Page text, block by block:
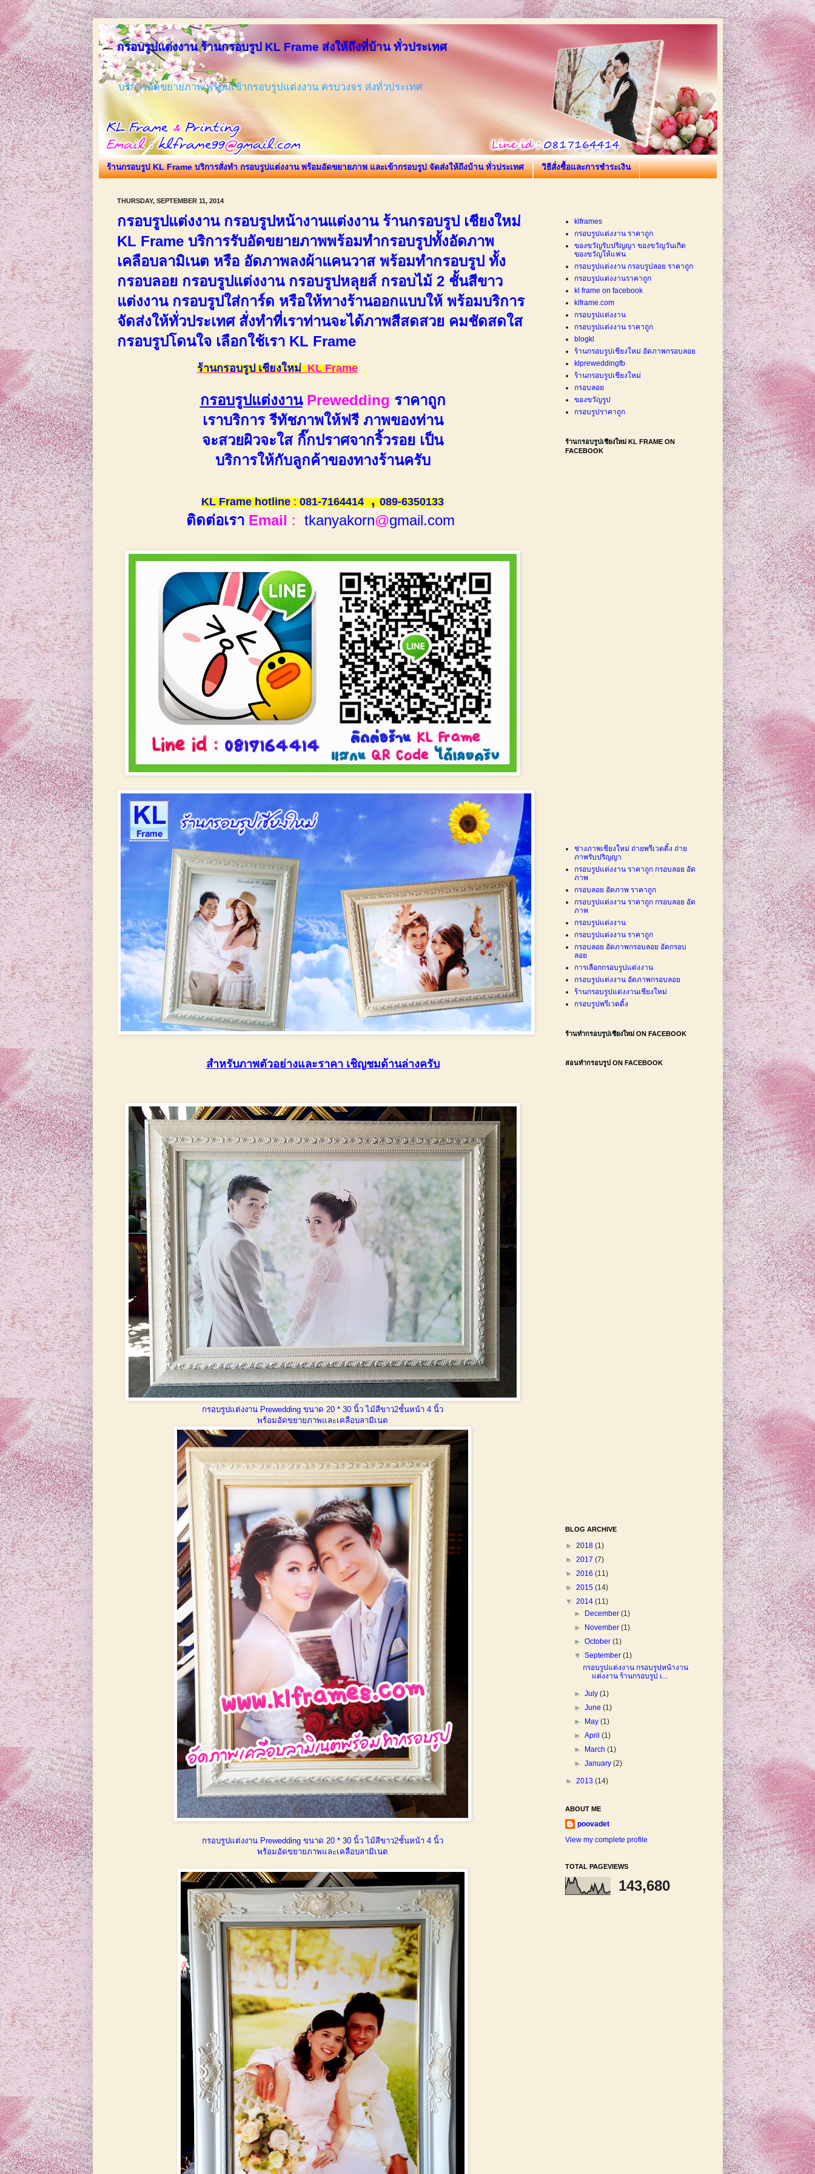
กรอบรูปแต่งงาน ร้านกรอบรูป KL Frame ส่งให้ถึงที่บ้าน ทั่วประเทศ
บริการอัดขยายภาพ พร้อมเข้ากรอบรูปแต่งงาน ครบวงจร ส่งทั่วประเทศ
ร้านกรอบรูป KL Frame บริการสั่งทำ กรอบรูปแต่งงาน พร้อมอัดขยายภาพ และเข้ากรอบรูป จัดส่งให้ถึงบ้าน ทั่วประเทศ วิธีสั่งซื้อและการชำระเงิน
THURSDAY, SEPTEMBER 11, 2014
กรอบรูปแต่งงาน กรอบรูปหน้างานแต่งงาน ร้านกรอบรูป เชียงใหม่
KL Frame บริการรับอัดขยายภาพพร้อมทำกรอบรูปทั้งอัดภาพ
เคลือบลามิเนต หรือ อัดภาพลงผ้าแคนวาส พร้อมทำกรอบรูป ทั้ง
กรอบลอย กรอบรูปแต่งงาน กรอบรูปหลุยส์ กรอบไม้ 2 ชั้นสีขาว
แต่งงาน กรอบรูปใส่การ์ด หรือให้ทางร้านออกแบบให้ พร้อมบริการ
จัดส่งให้ทั่วประเทศ สั่งทำที่เราท่านจะได้ภาพสีสดสวย คมชัดสดใส
กรอบรูปโดนใจ เลือกใช้เรา KL Frame
ร้านกรอบรูป เชียงใหม่
กรอบรูปแต่งงานPrewedding ราคาถูก
เราบริการ รีทัชภาพให้ฟรี ภาพของท่าน
จะสวยผิวจะใส กิ๊กปราศจากริ้วรอย เป็น
บริการให้กับลูกค้าของทางร้านครับ
KL Frame hotline :081-7164414,089-6350133
ติดต่อเรา Email : tkanyakorn@gmail.com
สำหรับภาพตัวอย่างและราคา เชิญชมด้านล่างครับ
กรอบรูปแต่งงาน Prewedding ขนาด 20 * 30 นิ้ว ไม้สีขาว2ชั้นหน้า 4 นิ้ว
พร้อมอัดขยายภาพและเคลือบลามิเนต
กรอบรูปแต่งงาน Prewedding ขนาด 20 * 30 นิ้ว ไม้สีขาว2ชั้นหน้า 4 นิ้ว
พร้อมอัดขยายภาพและเคลือบลามิเนต
klframes
กรอบรูปแต่งงาน ราคาถูก
ของขวัญรับปริญญา ของขวัญวันเกิด
ของขวัญให้แฟน
กรอบรูปแต่งงาน กรอบรูปลอย ราคาถูก
กรอบรูปแต่งงานราคาถูก
kl frame on facebook
klframe.com
กรอบรูปแต่งงาน
กรอบรูปแต่งงาน ราคาถูก
blogkl
ร้านกรอบรูปเชียงใหม่ อัดภาพกรอบลอย
klpreweddingfb
ร้านกรอบรูปเชียงใหม่
กรอบลอย
ของขวัญรูป
กรอบรูปราคาถูก
ร้านกรอบรูปเชียงใหม่ KL FRAME ON
FACEBOOK
ช่างภาพเชียงใหม่ ถ่ายพรีเวดดิ้ง ถ่าย
ภาพรับปริญญา
กรอบรูปแต่งงาน ราคาถูก กรอบลอย อัด
ภาพ
กรอบลอย อัดภาพ ราคาถูก
กรอบรูปแต่งงาน ราคาถูก กรอบลอย อัด
ภาพ
กรอบรูปแต่งงาน
กรอบรูปแต่งงาน ราคาถูก
กรอบลอย อัดภาพกรอบลอย อัดกรอบ
ลอย
การเลือกกรอบรูปแต่งงาน
กรอบรูปแต่งงาน อัดภาพกรอบลอย
ร้านกรอบรูปแต่งงานเชียงใหม่
กรอบรูปพรีเวดดิ้ง
ร้านทำกรอบรูปเชียงใหม่ ON FACEBOOK
สอนทำกรอบรูป ON FACEBOOK
BLOG ARCHIVE
► 2018 (1)
► 2017 (7)
► 2016 (11)
► 2015 (14)
▼ 2014 (11)
►
December (1)
►
November (1)
► October (1)
▼ September (1)
กรอบรูปแต่งงาน กรอบรูปหน้างาน
แต่งงาน ร้านกรอบรูป เ...
► July (1)
► June (1)
►
May (1)
► April (1)
►
March (1)
► January (2)
► 2013 (14)
ABOUT ME
poovadet
View my complete profile
TOTAL PAGEVIEWS
143,680